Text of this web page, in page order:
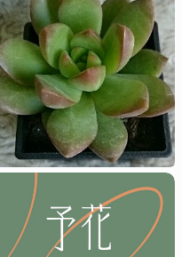
予花日常花苑